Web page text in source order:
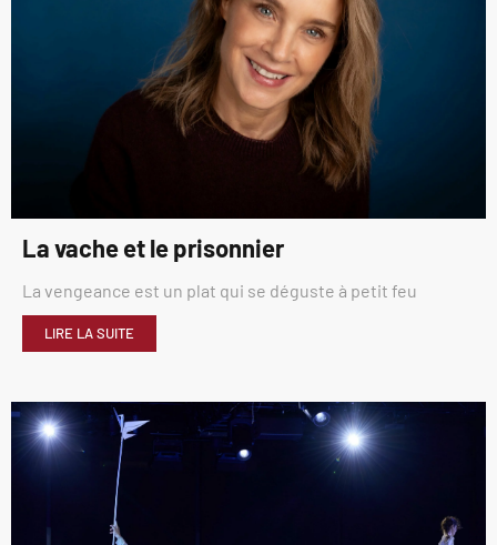
La vache et le prisonnier
La vengeance est un plat qui se déguste à petit feu
LIRE LA SUITE